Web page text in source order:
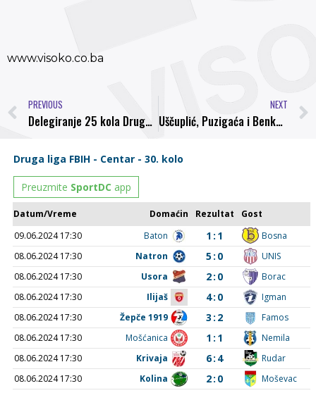
www.visoko.co.ba
PREVIOUS
Delegiranje 25 kola Druge lige Centar, Adis Todorovac ponovo na duelu FK Ilijaš – NK Bosna
NEXT
Uščuplić, Puzigaća i Benko najavili utakmicu protiv Zrinjskog